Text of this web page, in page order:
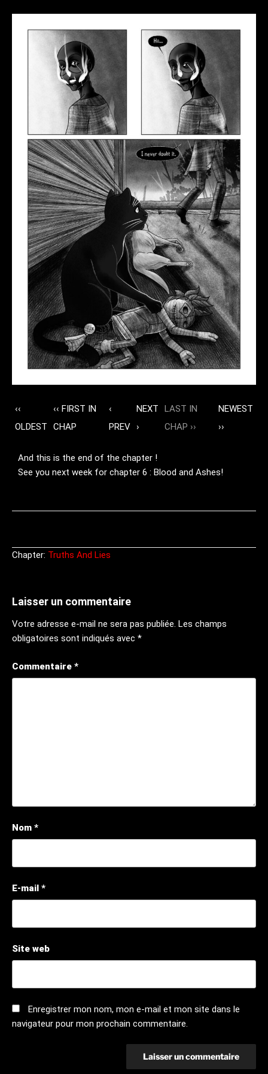
‹‹
OLDEST
‹‹ FIRST IN
CHAP
‹
PREV
NEXT
›
LAST IN
CHAP ››
NEWEST
››
And this is the end of the chapter !
See you next week for chapter 6 : Blood and Ashes!
Chapter: Truths And Lies
Laisser un commentaire
Votre adresse e-mail ne sera pas publiée. Les champs
obligatoires sont indiqués avec *
Commentaire *
Nom *
E-mail *
Site web
Enregistrer mon nom, mon e-mail et mon site dans le
navigateur pour mon prochain commentaire.